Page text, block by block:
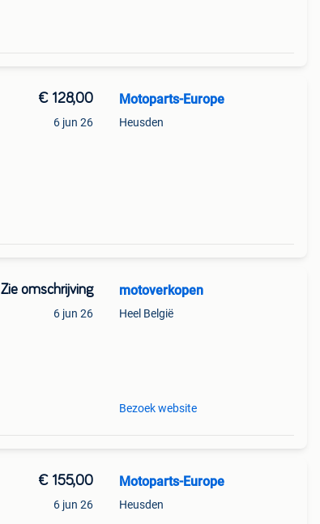
€ 128,00
6 jun 26
Motoparts-Europe
Heusden
Zie omschrijving
6 jun 26
motoverkopen
Heel België
Bezoek website
€ 155,00
6 jun 26
Motoparts-Europe
Heusden